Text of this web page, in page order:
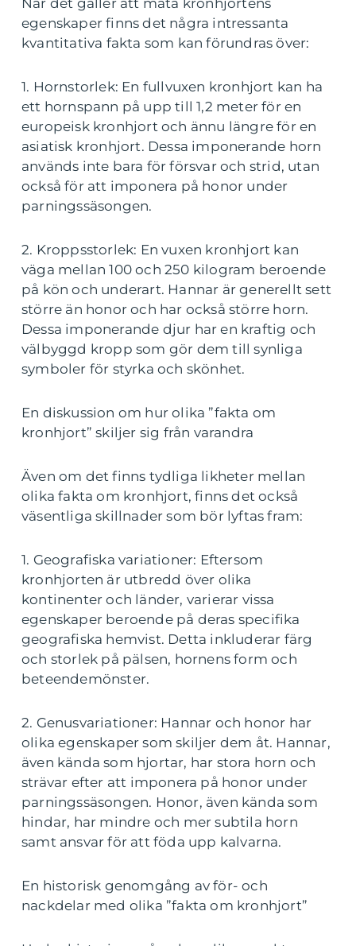
egenskaper finns det några intressanta
kvantitativa fakta som kan förundras över:
1. Hornstorlek: En fullvuxen kronhjort kan ha
ett hornspann på upp till 1,2 meter för en
europeisk kronhjort och ännu längre för en
asiatisk kronhjort. Dessa imponerande horn
används inte bara för försvar och strid, utan
också för att imponera på honor under
parningssäsongen.
2. Kroppsstorlek: En vuxen kronhjort kan
väga mellan 100 och 250 kilogram beroende
på kön och underart. Hannar är generellt sett
större än honor och har också större horn.
Dessa imponerande djur har en kraftig och
välbyggd kropp som gör dem till synliga
symboler för styrka och skönhet.
En diskussion om hur olika ”fakta om
kronhjort” skiljer sig från varandra
Även om det finns tydliga likheter mellan
olika fakta om kronhjort, finns det också
väsentliga skillnader som bör lyftas fram:
1. Geografiska variationer: Eftersom
kronhjorten är utbredd över olika
kontinenter och länder, varierar vissa
egenskaper beroende på deras specifika
geografiska hemvist. Detta inkluderar färg
och storlek på pälsen, hornens form och
beteendemönster.
2. Genusvariationer: Hannar och honor har
olika egenskaper som skiljer dem åt. Hannar,
även kända som hjortar, har stora horn och
strävar efter att imponera på honor under
parningssäsongen. Honor, även kända som
hindar, har mindre och mer subtila horn
samt ansvar för att föda upp kalvarna.
En historisk genomgång av för- och
nackdelar med olika ”fakta om kronhjort”